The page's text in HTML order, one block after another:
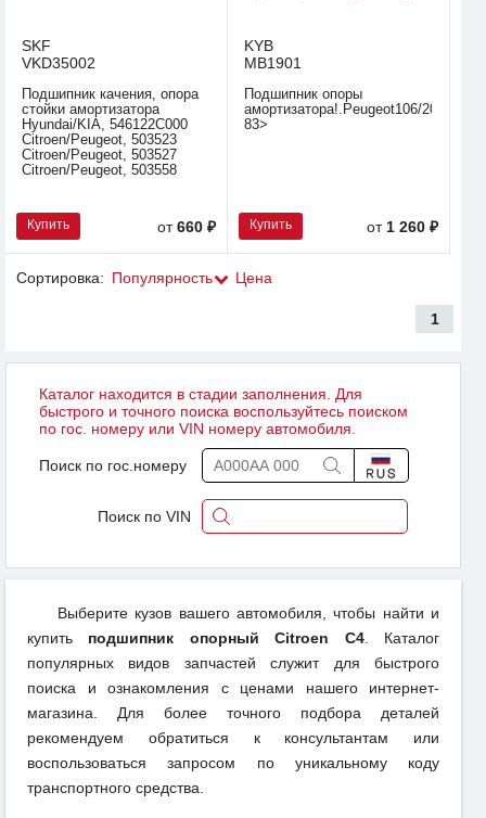
SKF
VKD35002
Подшипник качения, опора
стойки амортизатора
Hyundai/KIA, 546122C000
Citroen/Peugeot, 503523
Citroen/Peugeot, 503527
Citroen/Peugeot, 503558
Купить от660 ₽
KYB
MB1901
Подшипник опоры
амортизатора!.Peugeot106/205/206/
83>
Купить от 1 260 ₽
Сортировка: Популярность Цена
1
Каталог находится в стадии заполнения. Для
быстрого и точного поиска воспользуйтесь поиском
по гос. номеру или VIN номеру автомобиля.
Поиск по гос.номеру
Поиск по VIN
Выберите кузов вашего автомобиля, чтобы найти и
купить подшипник опорный Citroen C4. Каталог
популярных видов запчастей служит для быстрого
поиска и ознакомления с ценами нашего интернет-
магазина. Для более точного подбора деталей
рекомендуем обратиться к консультантам или
воспользоваться запросом по уникальному коду
транспортного средства.